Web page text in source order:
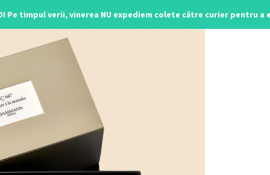
Pe timpul verii, vinerea NU expediem colete către curier pentru